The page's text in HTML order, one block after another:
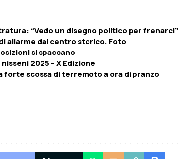
“Vedo un disegno politico per frenarci”
allarme dal centro storico. Foto
si spaccano
2025 – X Edizione
forte scossa di terremoto a ora di pranzo